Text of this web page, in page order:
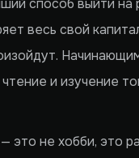
способ выйти
весь свой
и изучение
это не хобби, это